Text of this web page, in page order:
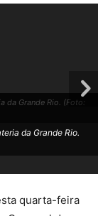
da Grande Rio. (Foto:
da Grande Rio.
quarta-feira